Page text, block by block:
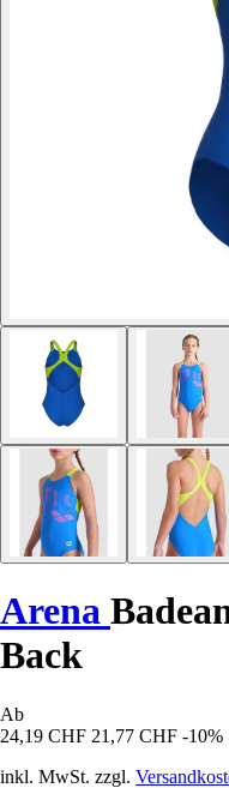
Arena
Back
Ab
24,19 CHF 21,77 CHF -10%
inkl. MwSt. zzgl.